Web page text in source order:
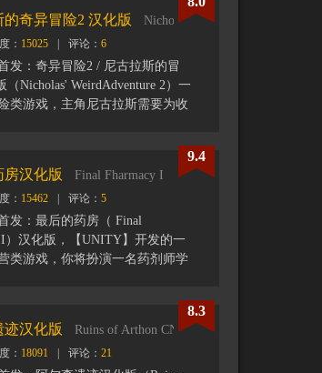
去消灭顶层的恶棍首领费恩，在
要提防被费恩收买的吸血鬼帮
操作也很简单，大多数情况下都
操作，地图随机生成，每次玩都
。
入没有反应请重新刷新页面再此
的奇异冒险2 汉化版
Nicholas' WeirdAdventure 2
： 15025 评论： 6
发：奇异冒险2 / 尼古拉斯的冒
（Nicholas' WeirdAdventure 2）一
类游戏，主角尼古拉斯需要为收
房汉化版
Final Fharmacy I
： 15462 评论： 5
发：最后的药房（ Final
I）汉化版，【UNITY】开发的一
类游戏，你将扮演一名药剂师学
人来找你寻求帮助，你的工作就
来拯救他们，组合各种药材放入
剂，需要原料的时候你可以使用
取精华、使用研钵和杵来制作粉
9.4
迹汉化版
Ruins of Arthon CN
： 18091 评论： 21
8.3